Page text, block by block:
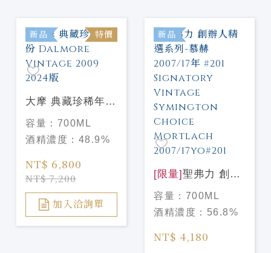
新品 特價
大摩 典藏珍稀年份
Dalmore Vintage
2009 2024版
容量： 700ML
酒精濃度： 48.9%
NT$ 6,800
NT$ 7,200
加入洽詢單
新品
[限量] 聖弗力 創辦
人精選系列-慕赫
2007/17年 #201
Signatory Vintage
Symington Choice
容量： 700ML
酒精濃度： 56.8%
NT$ 4,180